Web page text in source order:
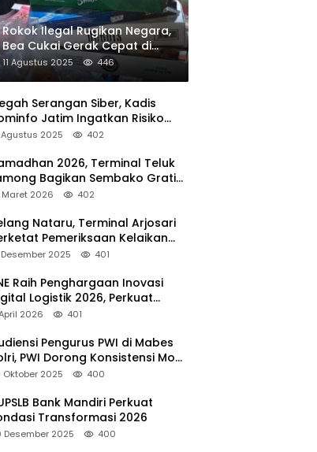
Rokok Ilegal Rugikan Negara,
Bea Cukai Gerak Cepat di
Giripurno
11 Agustus 2025 446
Serangan Siber, Kadis
Jatim Ingatkan Risiko
dari Aplikasi Bajakan
Agustus 2025 402
2026, Terminal Teluk
Bagikan Sembako Gratis
Takjil untuk Masyarakat
Maret 2026 402
Nataru, Terminal Arjosari
Pemeriksaan Kelaikan
Desember 2025 401
Raih Penghargaan Inovasi
Logistik 2026, Perkuat
Layanan
April 2026 401
Pengurus PWI di Mabes
PWI Dorong Konsistensi MoU
Pers – Polri
Oktober 2025 400
Bank Mandiri Perkuat
Transformasi 2026
Desember 2025 400